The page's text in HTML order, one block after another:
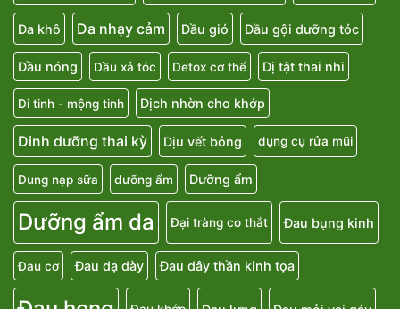
Da khô Da nhạy cảm Dầu gió Dầu gội dưỡng tóc
Dầu nóng Dầu xả tóc Detox cơ thể Dị tật thai nhi
Di tinh - mộng tinh Dịch nhờn cho khớp
Dinh dưỡng thai kỳ Dịu vết bỏng dụng cụ rửa mũi
Dung nạp sữa dưỡng ẩm Dưỡng ẩm
Dưỡng ẩm da Đại tràng co thắt Đau bụng kinh
Đau cơ Đau dạ dày Đau dây thần kinh tọa